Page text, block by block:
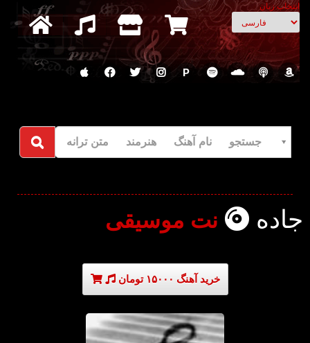
انتخاب زبان
P
جستجو نام آهنگ هنرمند متن ترانه
جاده نت موسیقی
خرید آهنگ ۱۵۰۰۰ تومان